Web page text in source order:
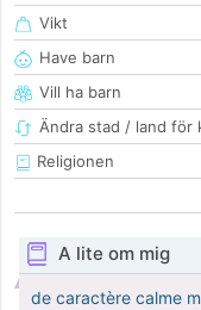
Vikt
Have barn
Vill ha barn
Ändra stad / land för
Religionen
A lite om mig
de caractère calme